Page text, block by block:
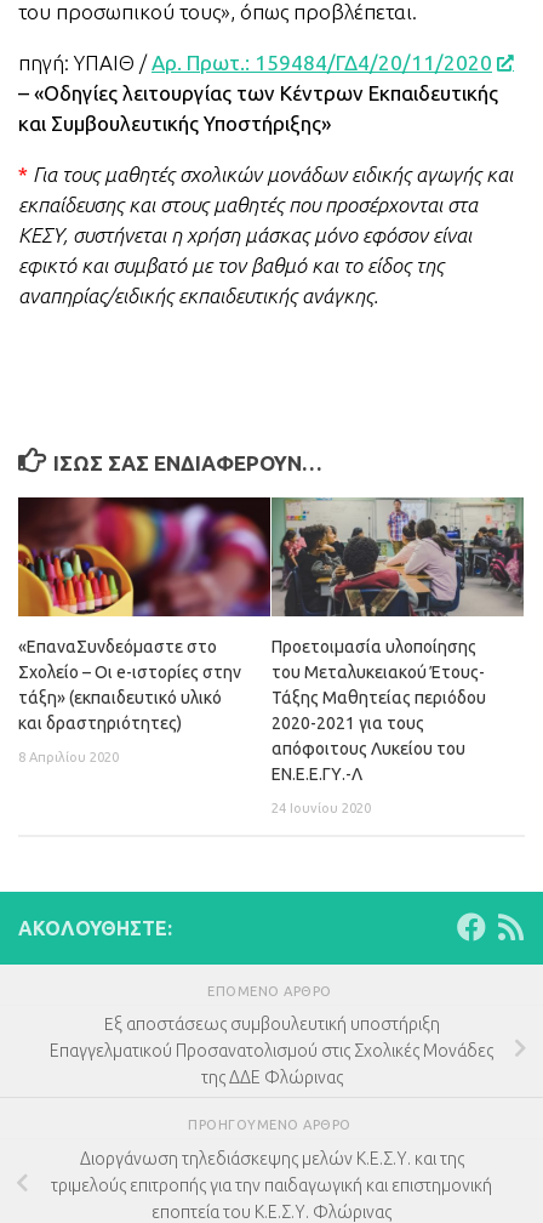
του προσωπικού τους», όπως προβλέπεται.
πηγή: ΥΠΑΙΘ /Αρ. Πρωτ.: 159484/ΓΔ4/20/11/2020
– «Οδηγίες λειτουργίας των Κέντρων Εκπαιδευτικής
και Συμβουλευτικής Υποστήριξης»
* Για τους μαθητές σχολικών μονάδων ειδικής αγωγής και
εκπαίδευσης και στους μαθητές που προσέρχονται στα
ΚΕΣΥ, συστήνεται η χρήση μάσκας μόνο εφόσον είναι
εφικτό και συμβατό με τον βαθμό και το είδος της
αναπηρίας/ειδικής εκπαιδευτικής ανάγκης.
ΊΣΩΣ ΣΑΣ ΕΝΔΙΑΦΈΡΟΥΝ…
«ΕπαναΣυνδεόμαστε στο
Σχολείο – Οι e-ιστορίες στην
τάξη» (εκπαιδευτικό υλικό
και δραστηριότητες)
8 Απριλίου 2020
Προετοιμασία υλοποίησης
του Μεταλυκειακού Έτους-
Τάξης Μαθητείας περιόδου
2020-2021 για τους
απόφοιτους Λυκείου του
ΕΝ.Ε.Ε.ΓΥ.-Λ
24 Ιουνίου 2020
ΑΚΟΛΟΥΘΉΣΤΕ:
ΕΠΌΜΕΝΟ ΆΡΘΡΟ
Eξ αποστάσεως συμβουλευτική υποστήριξη
Επαγγελματικού Προσανατολισμού στις Σχολικές Μονάδες
της ΔΔΕ Φλώρινας
ΠΡΟΗΓΟΎΜΕΝΟ ΆΡΘΡΟ
Διοργάνωση τηλεδιάσκεψης μελών Κ.Ε.Σ.Υ. και της
τριμελούς επιτροπής για την παιδαγωγική και επιστημονική
εποπτεία του Κ.Ε.Σ.Υ. Φλώρινας